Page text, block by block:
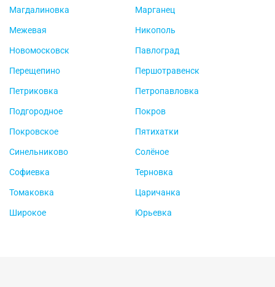
Магдалиновка Марганец
Межевая Никополь
Новомосковск Павлоград
Перещепино Першотравенск
Петриковка Петропавловка
Подгородное Покров
Покровское Пятихатки
Синельниково Солёное
Софиевка Терновка
Томаковка Царичанка
Широкое Юрьевка